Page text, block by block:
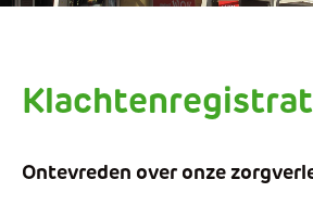
Prikpost
Ontevreden over onze